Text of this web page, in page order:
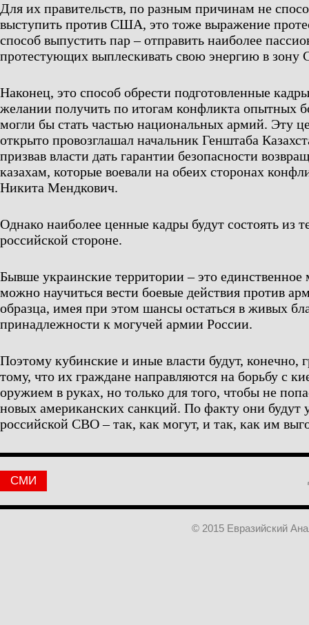
Для их правительств, по разным причинам не
выступить против США, это тоже выражение
способ выпустить пар – отправить наиболее
протестующих выплескивать свою энергию в зону
Наконец, это способ обрести подготовленные
желании получить по итогам конфликта опытных
могли бы стать частью национальных армий. Эту
открыто провозглашал начальник Генштаба
призвав власти дать гарантии безопасности
казахам, которые воевали на обеих сторонах
Никита Мендкович.
Однако наиболее ценные кадры будут состоять из
российской стороне.
Бывше украинские территории – это единственное
можно научиться вести боевые действия против
образца, имея при этом шансы остаться в живых
принадлежности к могучей армии России.
Поэтому кубинские и иные власти будут, конечно,
тому, что их граждане направляются на борьбу с
оружием в руках, но только для того, чтобы не
новых американских санкций. По факту они будут
российской СВО – так, как могут, и так, как им
СМИ
© 2015 Евразийский